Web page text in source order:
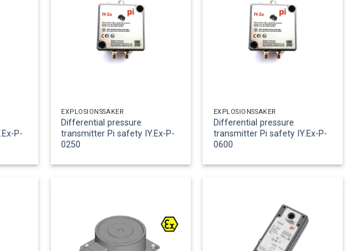
P-
EXPLOSIONSSÄKER
Differential pressure
transmitter Pi safety IY.Ex-P-
0250
EXPLOSIONSSÄKER
Differential pressure
transmitter Pi safety IY.Ex-P-
0600